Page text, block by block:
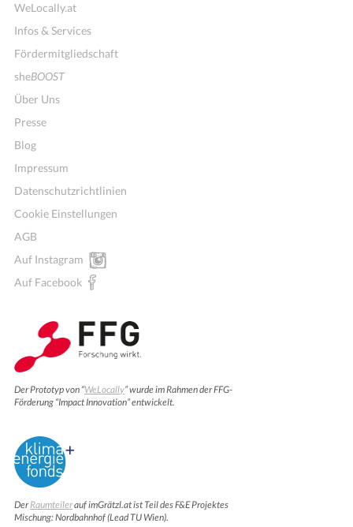
WeLocally.at
Infos & Services
Fördermitgliedschaft
sheBOOST
Über Uns
Presse
Blog
Impressum
Datenschutzrichtlinien
Cookie Einstellungen
AGB
Auf Instagram
Auf Facebook
Der Prototyp von “WeLocally” wurde im Rahmen der FFG-
Förderung “Impact Innovation” entwickelt.
DerRaumteilerauf imGrätzl.at ist Teil des F&E Projektes
Mischung: Nordbahnhof (Lead TU Wien).